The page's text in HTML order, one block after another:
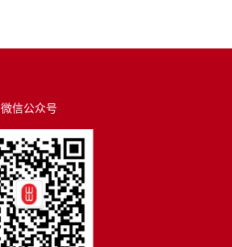
来
高
或
降
低
音
微信公众号